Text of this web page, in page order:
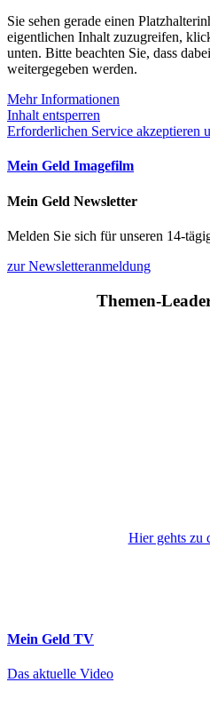
Sie sehen gerade einen
eigentlichen Inhalt zuzugreifen,
unten. Bitte beachten Sie, dass
weitergegeben werden.
Mehr Informationen
Inhalt entsperren
Erforderlichen Service akzeptieren
Mein Geld Imagefilm
Mein Geld Newsletter
Melden Sie sich für unseren 14-
zur Newsletteranmeldung
Themen-
Hier gehts zu
Mein Geld TV
Das aktuelle Video